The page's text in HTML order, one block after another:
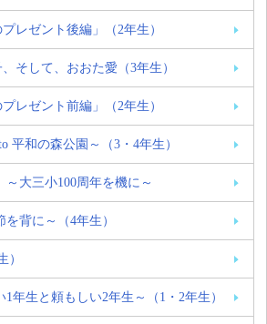
レゼント後編」（2年生）
そして、おおた愛（3年生）
レゼント前編」（2年生）
平和の森公園～（3・4年生）
大三小100周年を機に～
背に～（4年生）
）
年生と頼もしい2年生～（1・2年生）